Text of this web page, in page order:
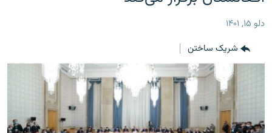
منوی
مراجعهجهان
مصاحبه‌ها
برنامه‌ها
مجموعه تصویری
بحران مهاجرت
دلو ۱۵, ۱۴۰۱
شریک ساختن